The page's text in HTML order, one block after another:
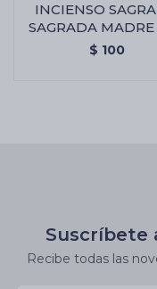
INCIENSO
SAGRADA
Amor Eterno
$ 100
Suscríbete
Recibe todas las